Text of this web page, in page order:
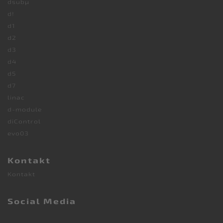
dsubµ
d!
d1
d2
d3
d4
d5
d7
linac
d-module
diControl
evo03
Kontakt
Kontakt
Social Media